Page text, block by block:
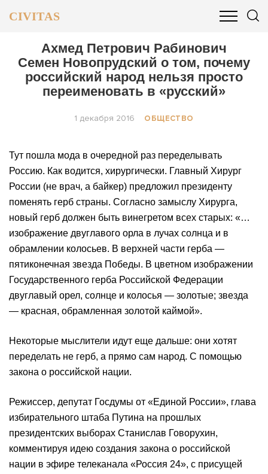
CIVITAS
ОБЩЕСТВО БИЗНЕС И ФИНАНСЫ
Ахмед Петрович Рабинович
Семен Новопрудский о том, почему
российский народ нельзя просто
переименовать в «русский»
1 декабря 2016 ОБЩЕСТВО
Тут пошла мода в очередной раз переделывать
Россию. Как водится, хирургически. Главный Хирург
России (не врач, а байкер) предложил президенту
поменять герб страны. Согласно замыслу Хирурга,
новый герб должен быть винегретом всех старых: «…
изображение двуглавого орла в лучах солнца и в
обрамлении колосьев. В верхней части герба —
пятиконечная звезда Победы. В цветном изображении
Государственного герба Российской Федерации
двуглавый орел, солнце и колосья — золотые; звезда
— красная, обрамленная золотой каймой».
Некоторые мыслители идут еще дальше: они хотят
переделать не герб, а прямо сам народ. С помощью
закона о российской нации.
Режиссер, депутат Госдумы от «Единой России», глава
избирательного штаба Путина на прошлых
президентских выборах Станислав Говорухин,
комментируя идею создания закона о российской
нации в эфире телеканала «Россия 24», с присущей